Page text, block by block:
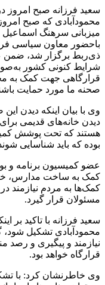
سعید فرزانه صبح
محمودآبادی که صبح
میزبانی سرهنگ اسماعیل
باحضور معاون سیاسی
ذی‌ربط برگزار شد، ضمن
شرایط کنونی کشور
قرارگاهی جهت کمک به
صحنه ما مورد حمایت
وی با بیان اینکه دیدن
دیدن خانه‌های قدیمی
هستند که تحت پوشش کمیته
بوده که باید شناسایی
عضو کمیسیون برنامه و
کمک به ساخت مدارس،
کمک‌ها به مردم نیازمند
مسئولان قرار گیرد.
سعید فرزانه با تاکید بر
محمودآبادی تشکیل شود،
نیازمند و پیگیری و رصد
قرارگاه خواهد بود.
وی خاطرنشان کرد: با